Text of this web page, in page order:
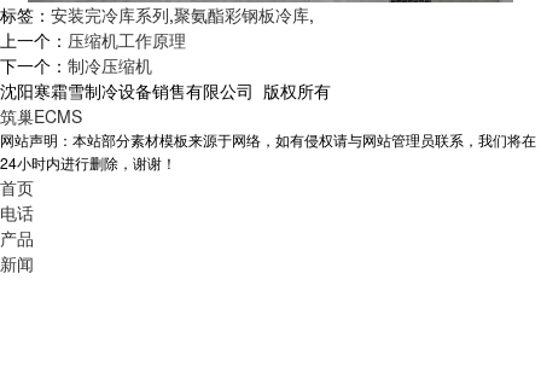
标签： 安装完冷库系列,聚氨酯彩钢板冷库,
上一个： 压缩机工作原理
下一个： 制冷压缩机
沈阳寒霜雪制冷设备销售有限公司 版权所有
筑巢ECMS
网站声明：本站部分素材模板来源于网络，如有侵权请与网站管理员联系，我们将在
24小时内进行删除，谢谢！
首页
电话
产品
新闻